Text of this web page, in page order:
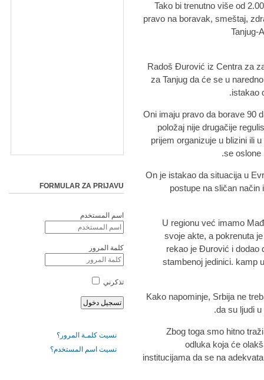
Tako bi trenutno više od
pravo na boravak, smeštaj,
Radoš Đurović iz Centra za
za Tanjug da će se u
istakao
"Oni imaju pravo da borave 90
položaj nije drugačije
prijem organizuje u blizini ili
se oslone
On je istakao da situacija u
postupe na sličan način
"U regionu već imamo
svoje akte, a pokrenuta
rekao je Đurović i dodao
stambenoj jedinici. kamp
Kako napominje, Srbija ne
da su ljudi
„Zbog toga smo hitno
odluka koja će
institucijama da se na
FORMULAR ZA PRIJAVU
اسم المستخدم
كلمة المرور
تذكرني
نسيت كلمـة المرور؟
نسيت اسم المستخدم؟